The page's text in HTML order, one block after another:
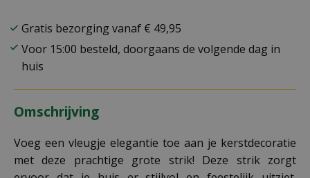
Gratis bezorging vanaf € 49,95
Voor 15:00 besteld, doorgaans de volgende dag in
huis
Omschrijving
Voeg een vleugje elegantie toe aan je kerstdecoratie
met deze prachtige grote strik! Deze strik zorgt